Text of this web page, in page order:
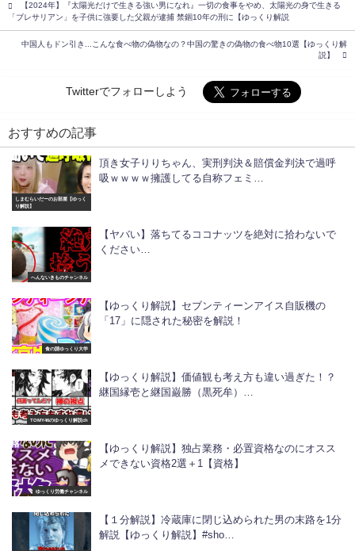
【2024年】『太陽光だけで生きる強い男になれ』一切の食事をやめ、太陽光の身で生きる
「ブレサリアン」を子供に強要した父親が逮捕 禁錮10年の刑に【ゆっくり解説
中国人もドン引き...こんな食べ物の偽物なの？中国の驚きの偽物の食べ物10選【ゆっくり解
説】
Twitterでフォローしよう
おすすめの記事
しまむらいだーのお部屋【ゆっく
り解説】
頂き女子りりちゃん、実刑判決＆賠償金判決で過呼
吸ｗｗｗｗ擁護してる自称フェミ…
へんないきものチャンネル
【ヤバい】落ちてるココナッツを絶対に拾わないで
ください…
食の謎ゆっくり大学
【ゆっくり解説】セブンティーンアイス自販機の
「17」に隠された秘密を解説！
TOMY46のゆっくり解説ch
【ゆっくり解説】価値観も考え方も違い過ぎた！？
継国縁壱と継国巌勝（黒死牟）…
ゆっくり労働チャンネル
【ゆっくり解説】独占業務・必置資格なのにオスス
メできない資格2選＋1【資格】
【１分解説】冷蔵庫に閉じ込められた男の末路を1分
解説【ゆっくり解説】#sho…